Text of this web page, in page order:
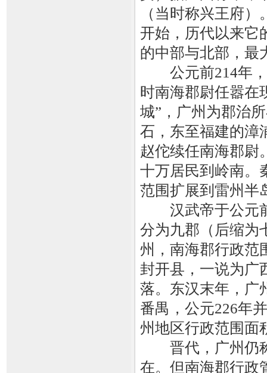
（当时称兴王府
开始，历代以来它
的中部与北部，最
公元前214年，
时南海郡尉任嚣在
城”，广州为郡治
石，东至福建的漳
赵佗续任南海郡尉
十万居民到岭南。
范围扩展到雷州半
汉武帝于公元前
分为九郡（后缩为
州，南海郡行政范
封开县，一说为广
落。东汉末年，广
番禺，公元226年
州地区行政范围面
晋代，广州仍
在。但南海郡行政